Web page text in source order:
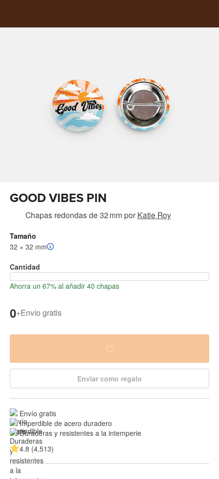
GOOD VIBES PIN
Chapas redondas de 32 mm por Katie Roy
Tamaño
32 × 32 mm
Cantidad
Ahorra un 67% al añadir 40 chapas
0+Envío gratis
Enviar como regalo
Envío gratis
Imperdible de acero duradero
Duraderas y resistentes a la intemperie
4.8 (4,513)